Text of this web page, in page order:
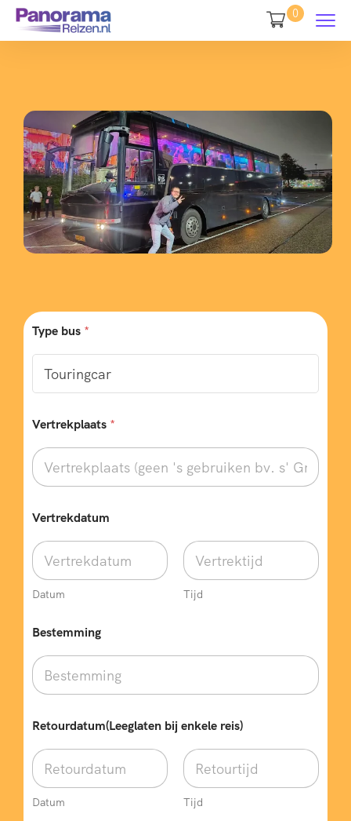
0
Type bus *
a
t
a
u
v
r
p
c
t
)
Vertrekplaats *
Vertrekdatum
Datum Tijd
Bestemming
Retourdatum(Leeglaten bij enkele reis)
Datum Tijd